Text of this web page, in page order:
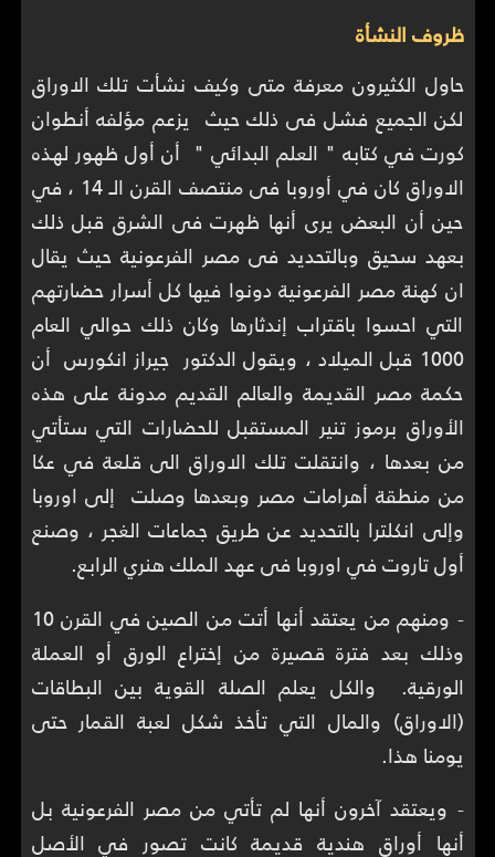
ظروف النشأة
حاول الكثيرون معرفة متى وكيف نشأت تلك الاوراق
لكن الجميع فشل فى ذلك حيث يزعم مؤلفه أنطوان
كورت في كتابه " العلم البدائي " أن أول ظهور لهذه
الاوراق كان في أوروبا فى منتصف القرن الـ 14 ، في
حين أن البعض يرى أنها ظهرت فى الشرق قبل ذلك
بعهد سحيق وبالتحديد فى مصر الفرعونية حيث يقال
ان كهنة مصر الفرعونية دونوا فيها كل أسرار حضارتهم
التي احسوا باقتراب إندثارها وكان ذلك حوالي العام
1000 قبل الميلاد ، ويقول الدكتور جيراز انكورس أن
حكمة مصر القديمة والعالم القديم مدونة على هذه
الأوراق برموز تنير المستقبل للحضارات التي ستأتي
من بعدها ، وانتقلت تلك الاوراق الى قلعة في عكا
من منطقة أهرامات مصر وبعدها وصلت إلى اوروبا
وإلى انكلترا بالتحديد عن طريق جماعات الغجر ، وصنع
أول تاروت في اوروبا فى عهد الملك هنري الرابع.
- ومنهم من يعتقد أنها أتت من الصين في القرن 10
وذلك بعد فترة قصيرة من إختراع الورق أو العملة
الورقية. والكل يعلم الصلة القوية بين البطاقات
(الاوراق) والمال التي تأخذ شكل لعبة القمار حتى
يومنا هذا.
- ويعتقد آخرون أنها لم تأتي من مصر الفرعونية بل
أنها أوراق هندية قديمة كانت تصور في الأصل